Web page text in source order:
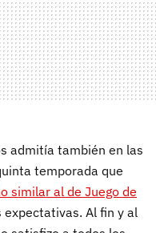
admitía también en las
temporada que
similar al de Juego de
Al fin y al